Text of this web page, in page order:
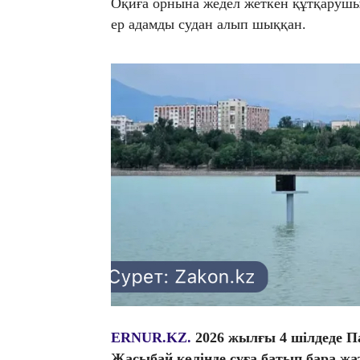
Оқиға орнына жедел жеткен
ер адамды судан алып шыққан.
ERNUR.KZ. 2026 жылғы 4 шілдеде